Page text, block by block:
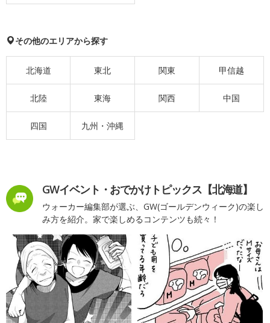
その他のエリアから探す
北海道 東北 関東 甲信越
北陸 東海 関西 中国
四国 九州・沖縄
GWイベント・おでかけトピックス【北海道】
ウォーカー編集部が選ぶ、GW(ゴールデンウィーク)の楽し
み方を紹介。家で楽しめるコンテンツも続々！